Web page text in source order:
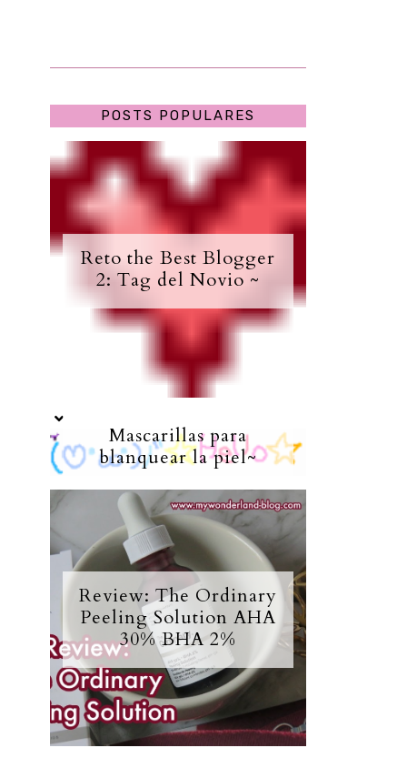
POSTS POPULARES
Reto the Best Blogger
2: Tag del Novio ~
Mascarillas para
blanquear la piel~
Review: The Ordinary
Peeling Solution AHA
30% BHA 2%